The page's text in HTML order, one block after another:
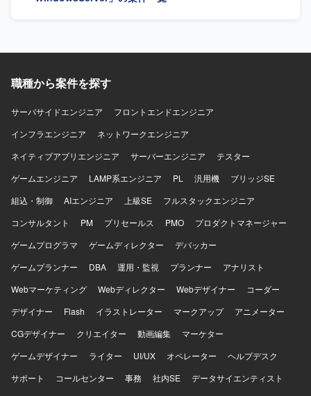
直結する実務経験を積むことができます。ID管理やアクセ
するため、クラウドベースのエンドポイント管理やID管理
に関する知識とスキルを総合的に高めることができるポジ
ションです。 【開発環境】 Entra ID、Intune、AVDなどの
クラウドベースのID管理およびデバイス管理環境を利用い
たします。
更指示・課題管理の実行を行っていただきます。自社シス
た説得・調整・ステータス管理、システム構成図、パラメ
ータシート、運用手順書、評価エビデンス等の資料作成・
更新もご担当いただきます。 【求める人物像】 机上の理想
論ではなく実際のシステム設定や現場の運用に興味を持
ち、自発的に手を動かせる現場密着・ハンズオン指向の方
び、疑問点をその場で解消しながら前向きに推進できるフ
ットワークの軽さとコミュニケーション意欲をお持ちの方
吸収し、ステップアップしたいというキャッチアップ力と
向上心をお持ちの方にマッチする案件です。 【ポジション
の魅力】 経済産業省が推進するセキュリティ評価制度への
対応プロジェクトに参画し、全社レベルのセキュリティ体
リティ専門家やPMと協働しながら、アセスメントから対策
導入、運用定着まで一連のプロセスに深く関与できるた
見を大きく高めていただけます。 【開発環境】 自社IT基盤
としてネットワーク、サーバ（Windows、Linux）、クラウ
ド環境（AWS、Azure等）、ID管理（Active Directory、
Microsoft Entra ID等）を対象とした環境でのアセスメント
職種から案件を探す
サーバサイドエンジニア
フロントエンドエンジニア
インフラエンジニア
ネットワークエンジニア
ネイティブアプリエンジニア
サーバーエンジニア
テスター
ゲームエンジニア
LAMP系エンジニア PL 汎用機
ブリッジSE
組込・制御
AIエンジニア 上級SE
フルスタックエンジニア
コンサルタント
PM プリセールス PMO
プロダクトマネージャー
ゲームプログラマ
ゲームディレクター
デバッカー
ゲームプランナー
DBA 運用・監視 プランナー
アナリスト
Webマーケティング
Webディレクター Webデザイナー
コーダー
デザイナー
Flash イラストレーター マークアップ
アニメーター
CGデザイナー
クリエイター 動画編集
マーケター
ゲームデザイナー
ライター UI/UX オペレーター
ヘルプデスク
サポート
コールセンター 事務 社内SE
データサイエンティスト